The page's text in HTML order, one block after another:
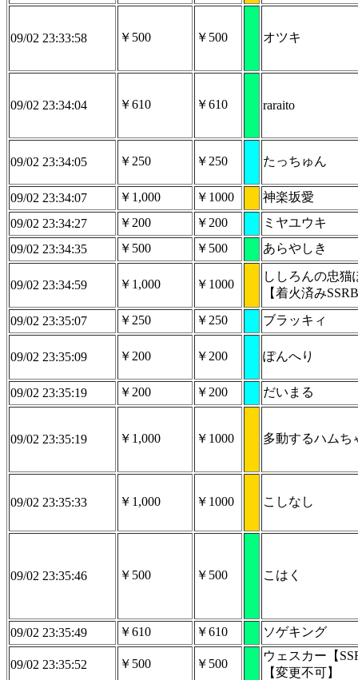
09/02 23:33:58 ￥500 ￥500 オツキ
09/02 23:34:04 ￥610 ￥610 raraito
09/02 23:34:05 ￥250 ￥250 たっちゅん
09/02 23:34:07 ￥1,000 ￥1000
神楽坂愛
09/02 23:34:27
￥200 ￥200
ミヤユウキ
09/02 23:34:35
￥500 ￥500 あらやしき
09/02 23:34:59 ￥1,000 ￥1000
ししろんの忠猫
【着火済み
09/02 23:35:07 ￥250 ￥250 ブラッキィ
09/02 23:35:09 ￥200 ￥200 ぽんへり
09/02 23:35:19 ￥200 ￥200 だいまる
09/02 23:35:19 ￥1,000 ￥1000 多動するハムち
09/02 23:35:33 ￥1,000 ￥1000 こしなし
09/02 23:35:46 ￥500 ￥500 こはく
09/02 23:35:49 ￥610 ￥610 ソゲキング
09/02 23:35:52 ￥500 ￥500
ウェスカー【
【変更不可】